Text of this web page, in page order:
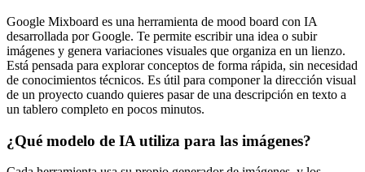
Google Mixboard es una herramienta de mood board con IA
desarrollada por Google. Te permite escribir una idea o subir
imágenes y genera variaciones visuales que organiza en un lienzo.
Está pensada para explorar conceptos de forma rápida, sin necesidad
de conocimientos técnicos. Es útil para componer la dirección visual
de un proyecto cuando quieres pasar de una descripción en texto a
un tablero completo en pocos minutos.
¿Qué modelo de IA utiliza para las imágenes?